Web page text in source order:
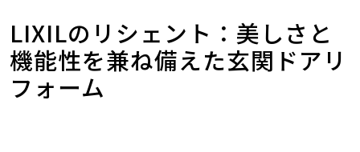
LIXILのリシェント：美しさと
機能性を兼ね備えた玄関ドアリ
フォーム